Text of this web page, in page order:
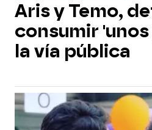
Aris y Temo,
consumir
la vía pública